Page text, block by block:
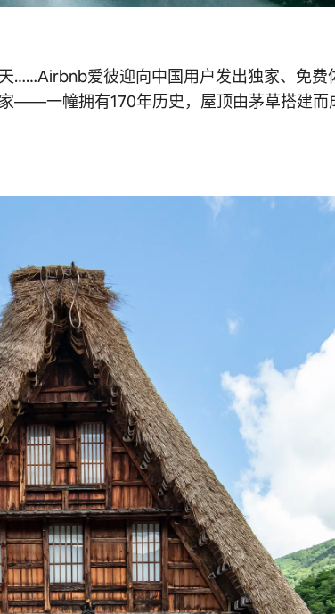
……Airbnb爱彼迎向中国用户发出独家、免费
——一幢拥有170年历史，屋顶由茅草搭建而